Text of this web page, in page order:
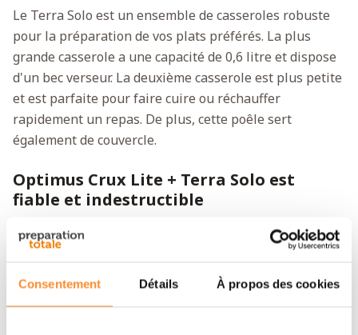
Consentement Détails À propos des cookies
Le Terra Solo est un ensemble de casseroles robuste
pour la préparation de vos plats préférés. La plus
grande casserole a une capacité de 0,6 litre et dispose
d'un bec verseur. La deuxième casserole est plus petite
et est parfaite pour faire cuire ou réchauffer
rapidement un repas. De plus, cette poêle sert
également de couvercle.
Optimus Crux Lite + Terra Solo est
fiable et indestructible
Les deux casseroles sont en aluminium, ce qui les rend
légères et robustes. C'est pourquoi vous pouvez
Cet ensemble est parfait pour tous ceux qui aiment
être bien préparés.